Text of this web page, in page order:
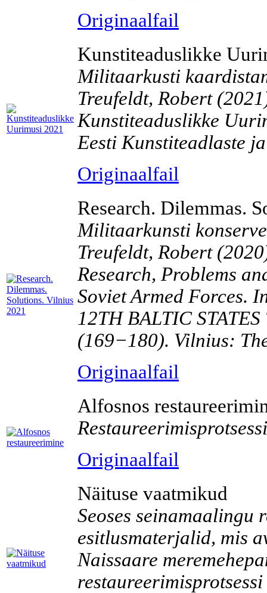
Originaalfail
Kunstiteaduslikke
Militaarkusti
Treufeldt, Robert
Kunstiteaduslikke
Eesti Kunstiteadlaste
Originaalfail
Research. Dilemmas.
Militaarkunsti
Treufeldt, Robert
Research, Problems
Soviet Armed Forces.
12TH BALTIC
(169−180). Vilnius:
Originaalfail
Alfosnos
Originaalfail
Näituse vaatmikud
Seoses seinamaalingu
esitlusmaterjalid, mis
Naissaare
restaureerimisprotsessi